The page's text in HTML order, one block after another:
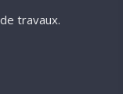
travaux.